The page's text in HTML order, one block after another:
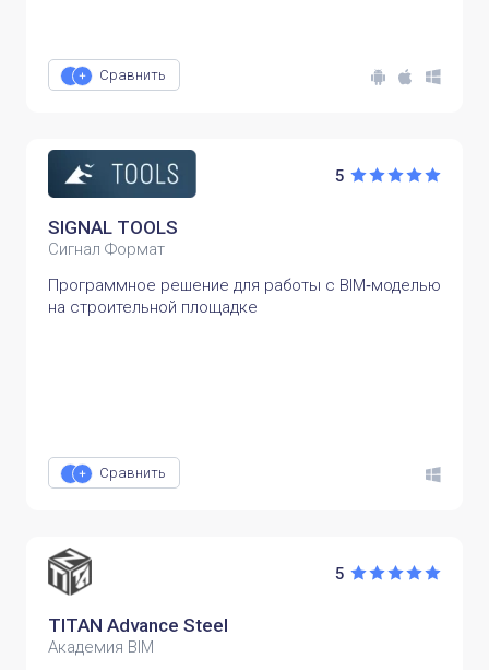
Сравнить
5
SIGNAL TOOLS
Сигнал Формат
Программное решение для работы с BIM‑моделью
на строительной площадке
Сравнить
5
TITAN Advance Steel
Академия BIM